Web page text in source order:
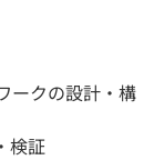
ークの設計・構
検証